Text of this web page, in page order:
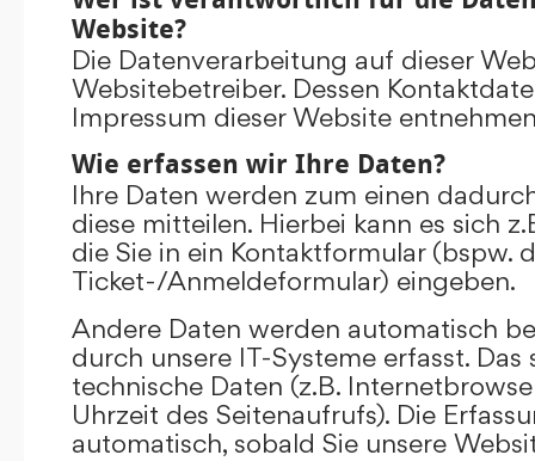
Website?
Die Datenverarbeitung auf dieser
Websitebetreiber. Dessen
Impressum dieser Website
Wie erfassen wir Ihre Daten?
Ihre Daten werden zum einen
diese mitteilen. Hierbei kann es sich
die Sie in ein Kontaktformular (bspw.
Ticket-/Anmeldeformular) eingeben.
Andere Daten werden automatisch
durch unsere IT-Systeme erfasst. Das
technische Daten (z.B.
Uhrzeit des Seitenaufrufs). Die
automatisch, sobald Sie unsere